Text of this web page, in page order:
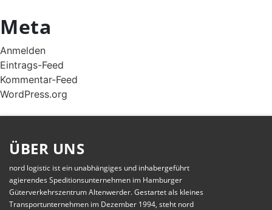
Meta
Anmelden
Eintrags-Feed
Kommentar-Feed
WordPress.org
ÜBER UNS
nord logistic ist ein unabhängiges und inhabergeführt
agierendes Speditionsunternehmen im Hamburger
Güterverkehrszentrum Altenwerder. Gestartet als kleines
Transportunternehmen im Dezember 1994, steht nord